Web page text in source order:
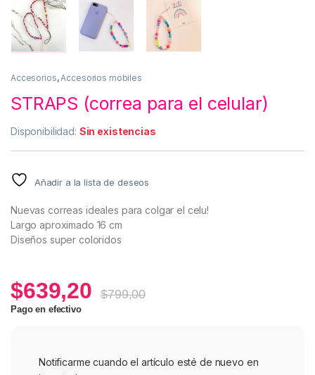
Accesorios, Accesorios mobiles
STRAPS (correa para el celular)
Disponibilidad: Sin existencias
Añadir a la lista de deseos
Nuevas correas ideales para colgar el celu!
Largo aproximado 16 cm
Diseños super coloridos
$639,20 $799,00
Pago en efectivo
Notificarme cuando el artículo esté de nuevo en